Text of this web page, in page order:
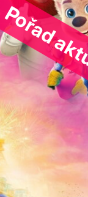
Pořad